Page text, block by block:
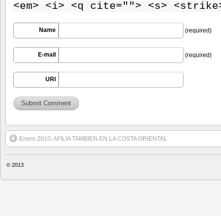
<em> <i> <q cite=""> <s>
Name (required)
E-mail (required)
URI
Enero 2010; AFILIA TAMBIEN EN LA COSTA ORIENTAL
© 2013